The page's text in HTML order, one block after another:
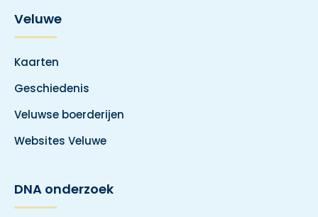
Veluwe
Kaarten
Geschiedenis
Veluwse boerderijen
Websites Veluwe
DNA onderzoek